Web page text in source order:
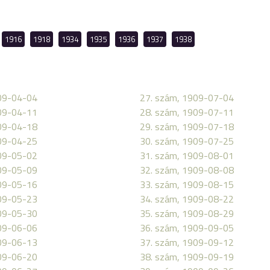
1916 1918 1934 1935 1936 1937 1938
04-04
04-11
04-18
04-25
05-02
05-09
05-16
05-23
05-30
06-06
06-13
06-20
27. szám, 1909-07-04
28. szám, 1909-07-11
29. szám, 1909-07-18
30. szám, 1909-07-25
31. szám, 1909-08-01
32. szám, 1909-08-08
33. szám, 1909-08-15
34. szám, 1909-08-22
35. szám, 1909-08-29
36. szám, 1909-09-05
37. szám, 1909-09-12
38. szám, 1909-09-19